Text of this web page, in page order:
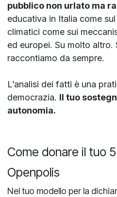
pubblico non urlato ma
educativa in Italia come
climatici come sui
ed europei. Su molto altro.
raccontiamo da sempre.
L’analisi dei fatti è una
democrazia. Il tuo
autonomia.
Come donare il tuo
Openpolis
Nel tuo modello per la